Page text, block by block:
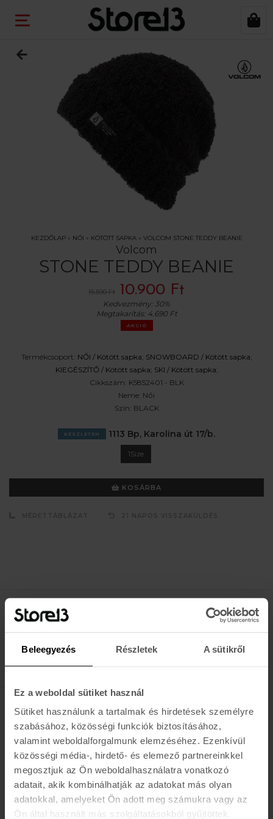
Beleegyezés Részletek A sütikről
Ez a weboldal sütiket használ
Sütiket használunk a tartalmak és hirdetések személyre
szabásához, közösségi funkciók biztosításához,
valamint weboldalforgalmunk elemzéséhez. Ezenkívül
közösségi média-, hirdető- és elemező partnereinkkel
megosztjuk az Ön weboldalhasználatra vonatkozó
adatait, akik kombinálhatják az adatokat más olyan
adatokkal, amelyeket Ön adott meg számukra vagy az
Ön által használt más szolgáltatásokból gyűjtöttek.
KEZDŐLAP» NŐI » KÖTÖTT SAPKA» VOLCOM STONE TEDDY BEANIE
Volcom
STONE TEDDY BEANIE
15.590 Ft 10.900 Ft
Kedvezmény: 30%
Megtakarítás: 4.690 Ft
AKCIÓ
Termékcsoport: NŐI / Kötött sapka; SNOWBOARD / Kötött sapka;
KIEGÉSZÍTŐ / Kötött sapka; SKI / Kötött sapka;
Cikkszám: K5852401 - BLK
Neme: Női
Szín: BLACK
KÉSZLETEN 1113 Bp, Karolina út 17/b.
1Size
KOSÁRBA
Értesülj az újdonságokról, akciókról
E-MAIL
K A R O L I N A 17 / B
Hétfő - Péntek: 11:00 - 19:00
Szombat: 10:00 - 19:00
Vasárnap: ZÁRVA
K I R Á L Y 52 (ÚJ)
Hétfő - Péntek: 11:00 - 19:00